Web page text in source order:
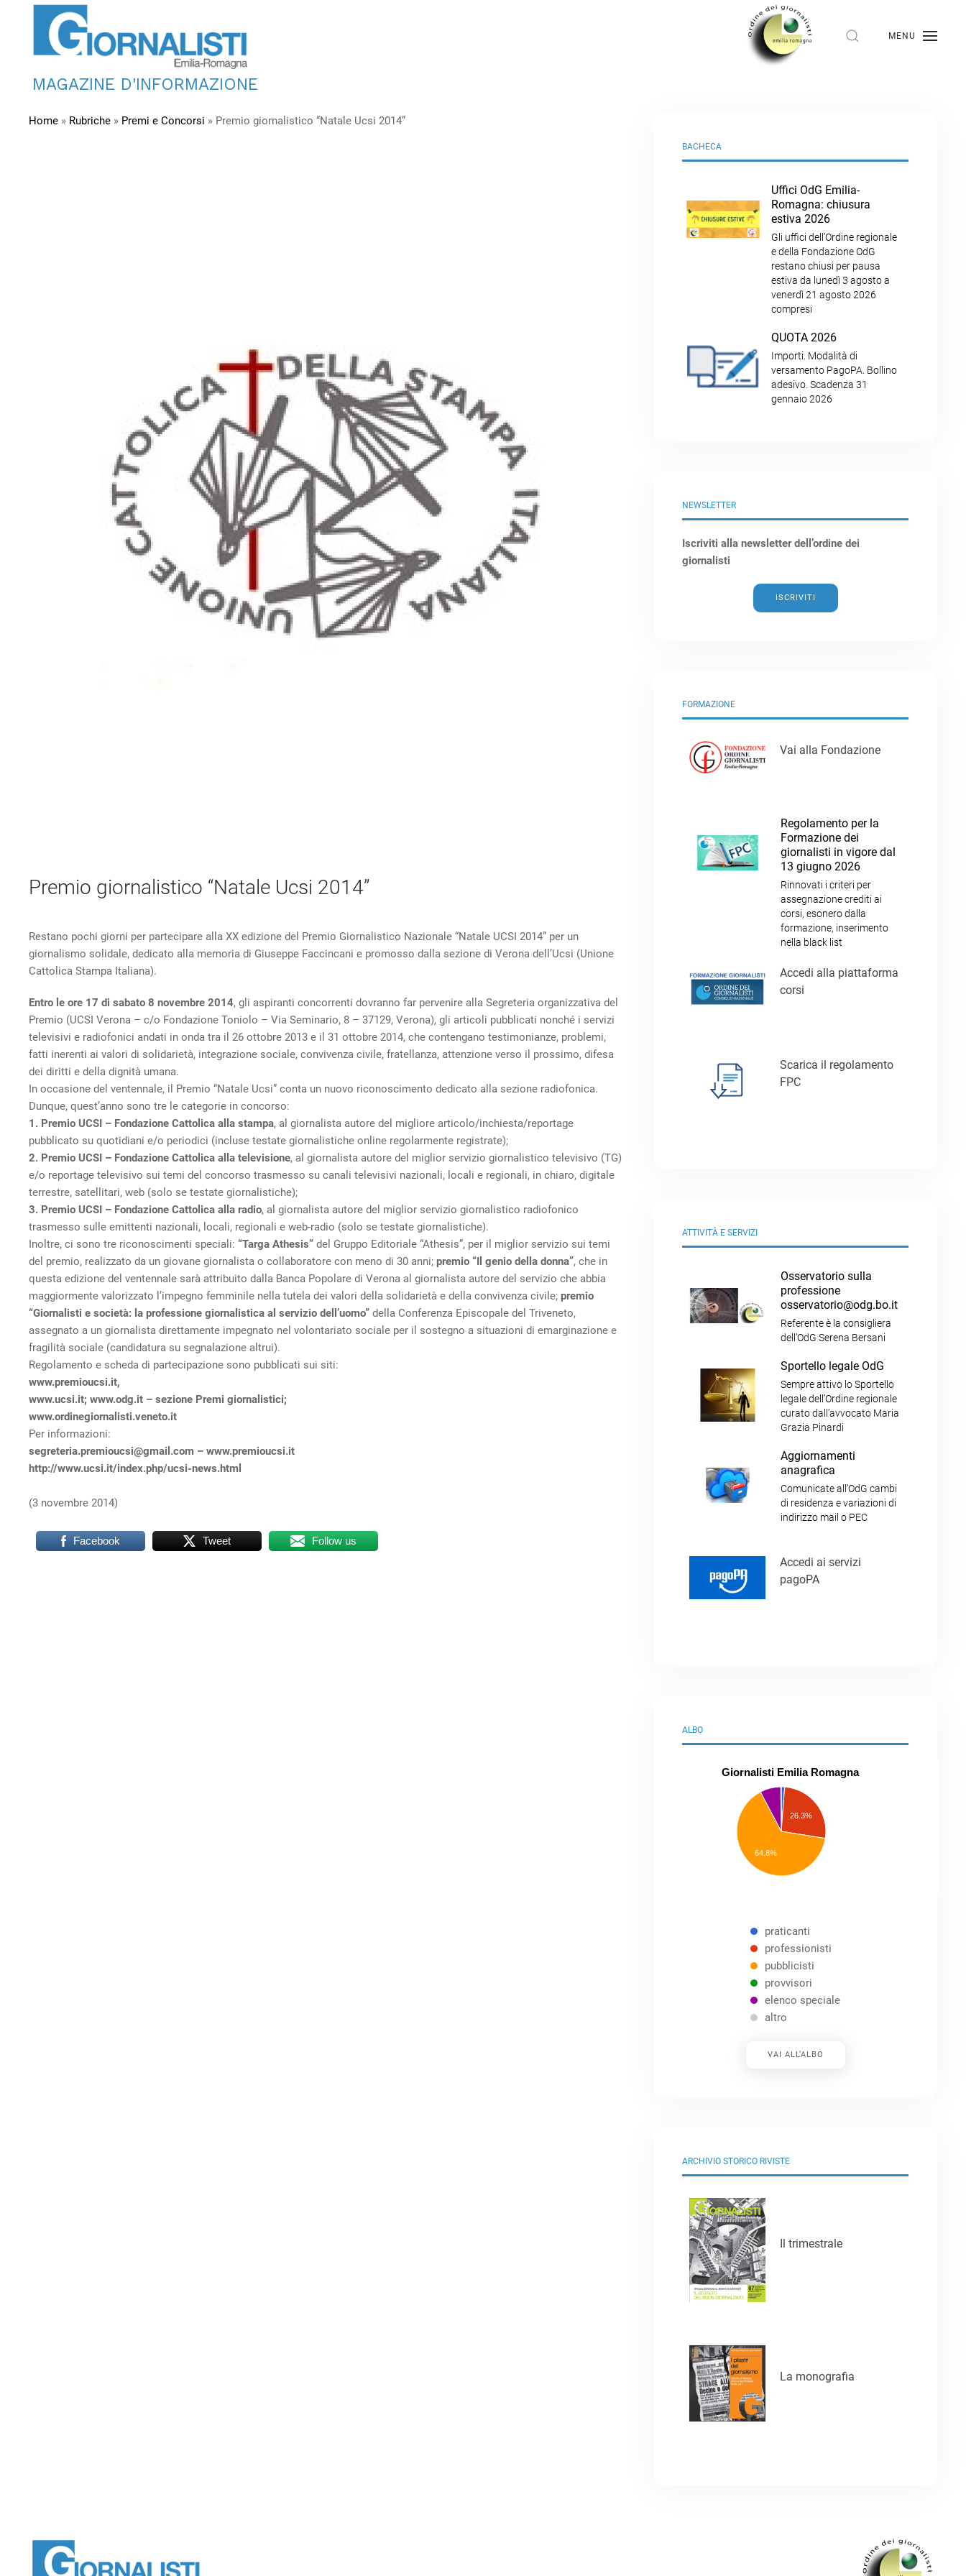
MENU
MAGAZINE D'INFORMAZIONE
Home » Rubriche » Premi e Concorsi » Premio giornalistico “Natale Ucsi 2014”
Premio giornalistico “Natale Ucsi 2014”
Restano pochi giorni per partecipare alla XX edizione del Premio Giornalistico Nazionale “Natale UCSI 2014” per un
giornalismo solidale, dedicato alla memoria di Giuseppe Faccincani e promosso dalla sezione di Verona dell’Ucsi (Unione
Cattolica Stampa Italiana).
Entro le ore 17 di sabato 8 novembre 2014, gli aspiranti concorrenti dovranno far pervenire alla Segreteria organizzativa del
Premio (UCSI Verona – c/o Fondazione Toniolo – Via Seminario, 8 – 37129, Verona), gli articoli pubblicati nonché i servizi
televisivi e radiofonici andati in onda tra il 26 ottobre 2013 e il 31 ottobre 2014, che contengano testimonianze, problemi,
fatti inerenti ai valori di solidarietà, integrazione sociale, convivenza civile, fratellanza, attenzione verso il prossimo, difesa
dei diritti e della dignità umana.
In occasione del ventennale, il Premio “Natale Ucsi” conta un nuovo riconoscimento dedicato alla sezione radiofonica.
Dunque, quest’anno sono tre le categorie in concorso:
1. Premio UCSI – Fondazione Cattolica alla stampa, al giornalista autore del migliore articolo/inchiesta/reportage
pubblicato su quotidiani e/o periodici (incluse testate giornalistiche online regolarmente registrate);
2. Premio UCSI – Fondazione Cattolica alla televisione, al giornalista autore del miglior servizio giornalistico televisivo (TG)
e/o reportage televisivo sui temi del concorso trasmesso su canali televisivi nazionali, locali e regionali, in chiaro, digitale
terrestre, satellitari, web (solo se testate giornalistiche);
3. Premio UCSI – Fondazione Cattolica alla radio, al giornalista autore del miglior servizio giornalistico radiofonico
trasmesso sulle emittenti nazionali, locali, regionali e web-radio (solo se testate giornalistiche).
Inoltre, ci sono tre riconoscimenti speciali: “Targa Athesis” del Gruppo Editoriale “Athesis”, per il miglior servizio sui temi
del premio, realizzato da un giovane giornalista o collaboratore con meno di 30 anni; premio “Il genio della donna”, che in
questa edizione del ventennale sarà attribuito dalla Banca Popolare di Verona al giornalista autore del servizio che abbia
maggiormente valorizzato l’impegno femminile nella tutela dei valori della solidarietà e della convivenza civile; premio
“Giornalisti e società: la professione giornalistica al servizio dell’uomo” della Conferenza Episcopale del Triveneto,
assegnato a un giornalista direttamente impegnato nel volontariato sociale per il sostegno a situazioni di emarginazione e
fragilità sociale (candidatura su segnalazione altrui).
Regolamento e scheda di partecipazione sono pubblicati sui siti:
www.premioucsi.it,
www.ucsi.it; www.odg.it – sezione Premi giornalistici;
www.ordinegiornalisti.veneto.it
Per informazioni:
segreteria.premioucsi@gmail.com – www.premioucsi.it
http://www.ucsi.it/index.php/ucsi-news.html
(3 novembre 2014)
Facebook Tweet Follow us
BACHECA
Uffici OdG Emilia-
Romagna: chiusura
estiva 2026
Gli uffici dell’Ordine regionale
e della Fondazione OdG
restano chiusi per pausa
estiva da lunedì 3 agosto a
venerdì 21 agosto 2026
compresi
QUOTA 2026
Importi. Modalità di
versamento PagoPA. Bollino
adesivo. Scadenza 31
gennaio 2026
NEWSLETTER
Iscriviti alla newsletter dell’ordine dei
giornalisti
ISCRIVITI
FORMAZIONE
Vai alla Fondazione
Regolamento per la
Formazione dei
giornalisti in vigore dal
13 giugno 2026
Rinnovati i criteri per
assegnazione crediti ai
corsi, esonero dalla
formazione, inserimento
nella black list
Accedi alla piattaforma
corsi
Scarica il regolamento
FPC
ATTIVITÀ E SERVIZI
Osservatorio sulla
professione
osservatorio@odg.bo.it
Referente è la consigliera
dell’OdG Serena Bersani
Sportello legale OdG
Sempre attivo lo Sportello
legale dell’Ordine regionale
curato dall’avvocato Maria
Grazia Pinardi
Aggiornamenti
anagrafica
Comunicate all’OdG cambi
di residenza e variazioni di
indirizzo mail o PEC
Accedi ai servizi
pagoPA
ALBO
Giornalisti Emilia Romagna
26.3%
64.8%
praticanti
professionisti
pubblicisti
provvisori
elenco speciale
altro
VAI ALL’ALBO
ARCHIVIO STORICO RIVISTE
Il trimestrale
La monografia